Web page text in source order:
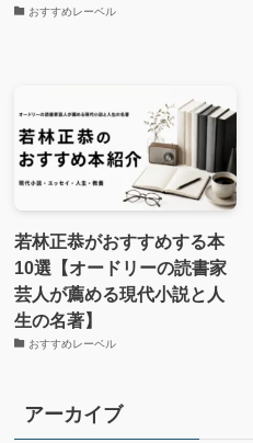
おすすめレーベル
若林正恭がおすすめする本
10選【オードリーの読書家
芸人が薦める現代小説と人
生の名著】
おすすめレーベル
アーカイブ